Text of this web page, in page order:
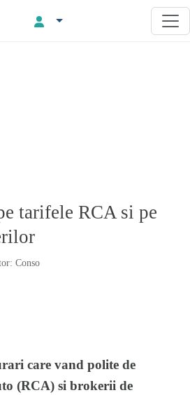
tarifele RCA si pe
Conso
care vand polite de
(RCA) si brokerii de